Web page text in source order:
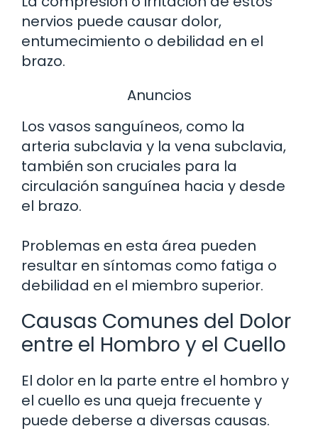
nervios puede causar dolor,
entumecimiento o debilidad en el
brazo.
Anuncios
Los vasos sanguíneos, como la
arteria subclavia y la vena subclavia,
también son cruciales para la
circulación sanguínea hacia y desde
el brazo.
Problemas en esta área pueden
resultar en síntomas como fatiga o
debilidad en el miembro superior.
Causas Comunes del Dolor
entre el Hombro y el Cuello
El dolor en la parte entre el hombro y
el cuello es una queja frecuente y
puede deberse a diversas causas.